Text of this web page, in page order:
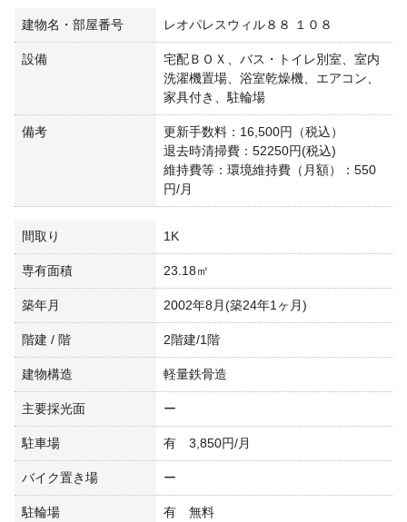
建物名・部屋番号 レオパレスウィル８８ １０８
設備
宅配ＢＯＸ、バス・トイレ別室、室内
洗濯機置場、浴室乾燥機、エアコン、
家具付き、駐輪場
備考
更新手数料：16,500円（税込）
退去時清掃費：52250円(税込)
維持費等：環境維持費（月額）：550
円/月
間取り 1K
専有面積 23.18㎡
築年月 2002年8月(築24年1ヶ月)
階建 / 階 2階建/1階
建物構造 軽量鉄骨造
主要採光面 ー
駐車場 有 3,850円/月
バイク置き場 ー
駐輪場 有 無料